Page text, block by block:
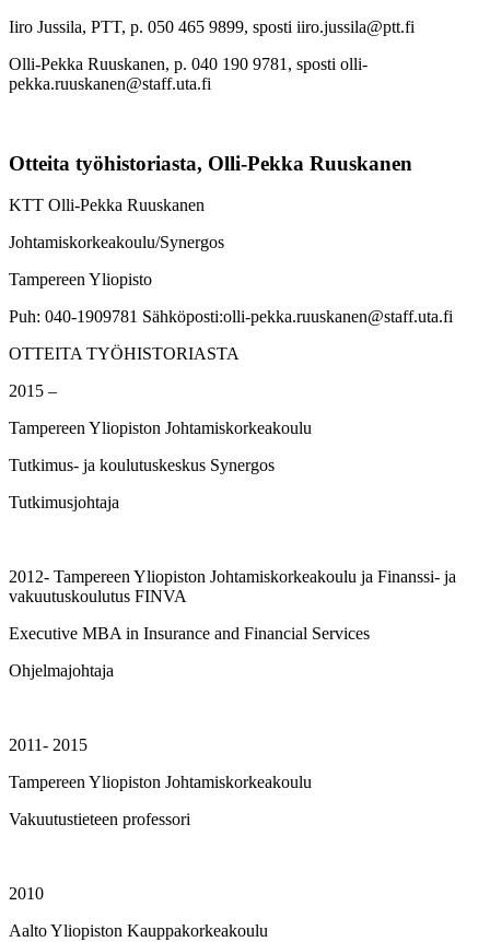
Iiro Jussila, PTT, p. 050 465 9899, sposti iiro.jussila@ptt.fi
Olli-Pekka Ruuskanen, p. 040 190 9781, sposti olli-
pekka.ruuskanen@staff.uta.fi
Otteita työhistoriasta, Olli-Pekka Ruuskanen
KTT Olli-Pekka Ruuskanen
Johtamiskorkeakoulu/Synergos
Tampereen Yliopisto
Puh: 040-1909781 Sähköposti:olli-pekka.ruuskanen@staff.uta.fi
OTTEITA TYÖHISTORIASTA
2015 –
Tampereen Yliopiston Johtamiskorkeakoulu
Tutkimus- ja koulutuskeskus Synergos
Tutkimusjohtaja
2012- Tampereen Yliopiston Johtamiskorkeakoulu ja Finanssi- ja
vakuutuskoulutus FINVA
Executive MBA in Insurance and Financial Services
Ohjelmajohtaja
2011- 2015
Tampereen Yliopiston Johtamiskorkeakoulu
Vakuutustieteen professori
2010
Aalto Yliopiston Kauppakorkeakoulu